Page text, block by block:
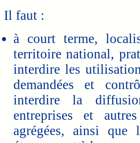
Il faut :
à court terme,
territoire national,
interdire les
demandées et
interdire la
entreprises et
agrégées, ainsi que